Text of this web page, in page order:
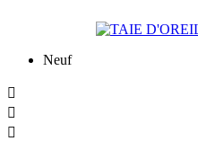
Neuf


